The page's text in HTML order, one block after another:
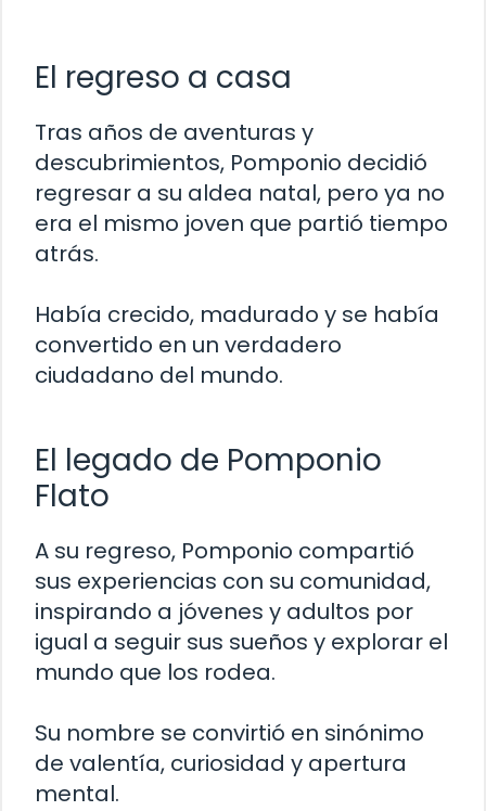
El regreso a casa
Tras años de aventuras y
descubrimientos, Pomponio decidió
regresar a su aldea natal, pero ya no
era el mismo joven que partió tiempo
atrás.
Había crecido, madurado y se había
convertido en un verdadero
ciudadano del mundo.
El legado de Pomponio
Flato
A su regreso, Pomponio compartió
sus experiencias con su comunidad,
inspirando a jóvenes y adultos por
igual a seguir sus sueños y explorar el
mundo que los rodea.
Su nombre se convirtió en sinónimo
de valentía, curiosidad y apertura
mental.